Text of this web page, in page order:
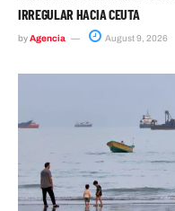
IRREGULAR HACIA CEUTA
byAgencia August 9, 2026